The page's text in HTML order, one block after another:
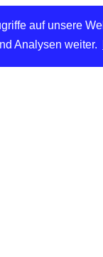
auf unsere
Analysen weiter.